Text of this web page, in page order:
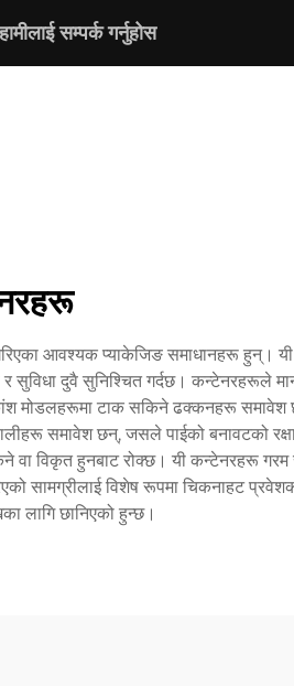
हामीलाई सम्पर्क गर्नुहोस
आवश्यक प्याकेजिङ समाधानहरू हुन्।
र सुविधा दुवै सुनिश्चित गर्दछ। कन्टेनरहरूले
मोडलहरूमा टाक सकिने ढक्कनहरू समावेश
समावेश छन्, जसले पाईको बनावटको
वा विकृत हुनबाट रोक्छ। यी कन्टेनरहरू
सामग्रीलाई विशेष रूपमा चिकनाहट
लागि छानिएको हुन्छ।